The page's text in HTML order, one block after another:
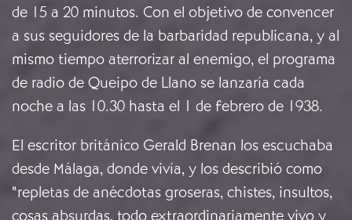
de 15 a 20 minutos. Con el objetivo de convencer
a sus seguidores de la barbaridad republicana, y al
mismo tiempo aterrorizar al enemigo, el programa
de radio de Queipo de Llano se lanzaría cada
noche a las 10.30 hasta el 1 de febrero de 1938.
El escritor británico Gerald Brenan los escuchaba
desde Málaga, donde vivía, y los describió como
“repletas de anécdotas groseras, chistes, insultos,
cosas absurdas, todo extraordinariamente vivo y